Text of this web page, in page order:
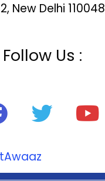
New Delhi 110048
Follow Us :